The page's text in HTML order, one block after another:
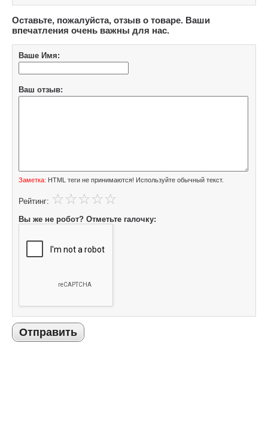
Оставьте, пожалуйста, отзыв о товаре. Ваши
впечатления очень важны для нас.
Ваше Имя:
Ваш отзыв:
Заметка: HTML теги не принимаются! Используйте обычный текст.
Рейтинг:
Вы же не робот? Отметьте галочку:
Отправить